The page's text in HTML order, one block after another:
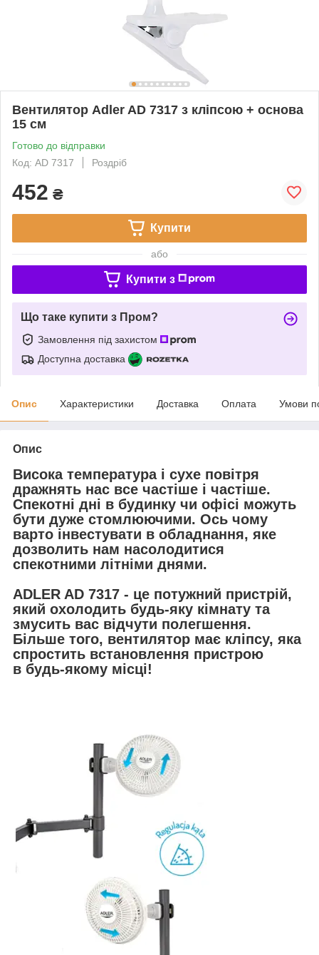
Вентилятор Adler AD 7317 з кліпсою + основа
15 см
Готово до відправки
Код: AD 7317
Роздріб
452 ₴
Купити
або
Купити з
Що таке купити з Пром?
Замовлення під захистом
Доступна доставка
Опис Характеристики Доставка Оплата Умови
Опис
Висока температура і сухе повітря
дражнять нас все частіше і частіше.
Спекотні дні в будинку чи офісі можуть
бути дуже стомлюючими. Ось чому
варто інвестувати в обладнання, яке
дозволить нам насолодитися
спекотними літніми днями.
ADLER AD 7317 - це потужний пристрій,
який охолодить будь-яку кімнату та
змусить вас відчути полегшення.
Більше того, вентилятор має кліпсу, яка
спростить встановлення пристрою
в будь-якому місці!